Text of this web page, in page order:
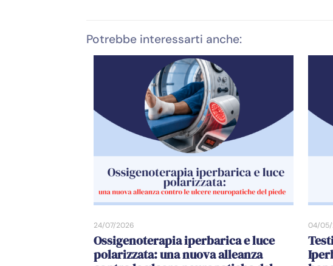
Potrebbe interessarti anche:
24/07/2026
Ossigenoterapia iperbarica e luce
polarizzata: una nuova alleanza
04/